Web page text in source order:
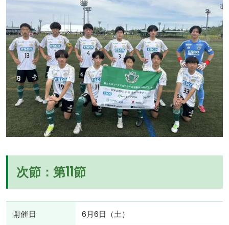
次節：第11節
開催日 6月6日（土）